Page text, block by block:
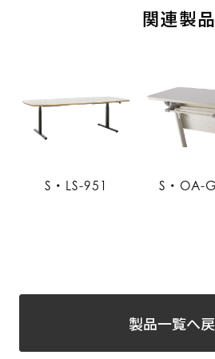
関連製品
S・LS-951 S・OA-
製品一覧へ